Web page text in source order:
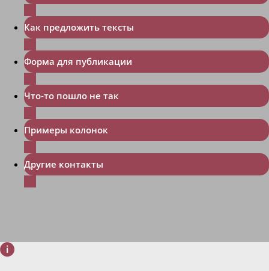
Как предложить тексты
Форма для публикации
Что-то пошло не так
Примеры колонок
Другие контакты